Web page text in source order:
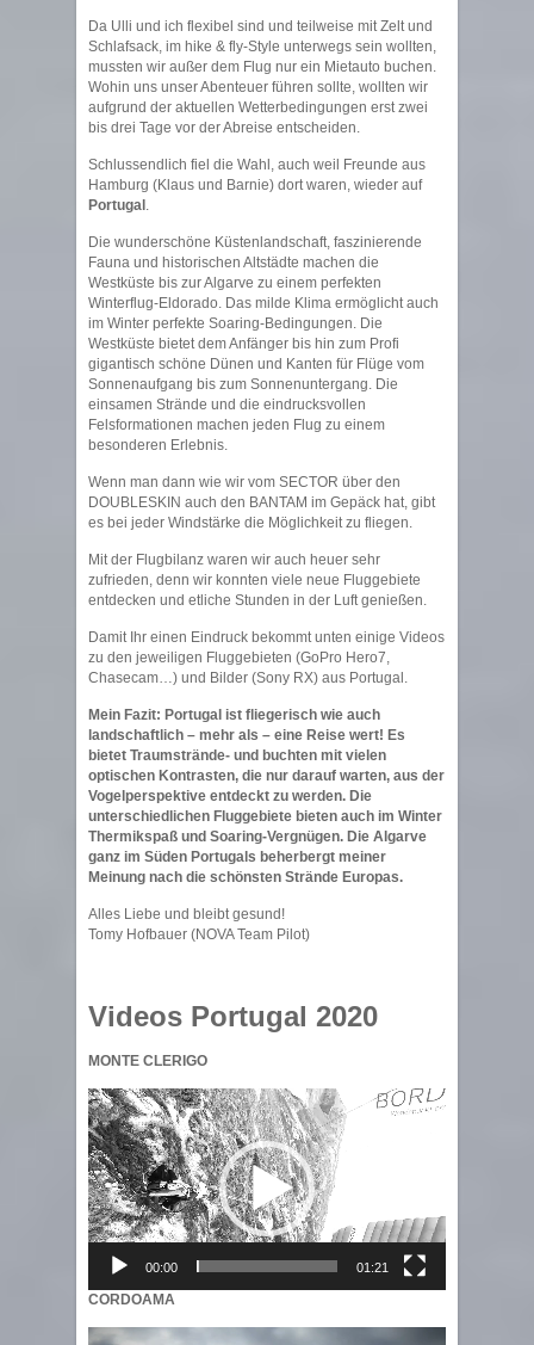
Da Ulli und ich flexibel sind und teilweise mit Zelt und
Schlafsack, im hike & fly-Style unterwegs sein wollten,
mussten wir außer dem Flug nur ein Mietauto buchen.
Wohin uns unser Abenteuer führen sollte, wollten wir
aufgrund der aktuellen Wetterbedingungen erst zwei
bis drei Tage vor der Abreise entscheiden.
Schlussendlich fiel die Wahl, auch weil Freunde aus
Hamburg (Klaus und Barnie) dort waren, wieder auf
Portugal
Die wunderschöne Küstenlandschaft, faszinierende
Fauna und historischen Altstädte machen die
Westküste bis zur Algarve zu einem perfekten
Winterflug-Eldorado. Das milde Klima ermöglicht auch
im Winter perfekte Soaring-Bedingungen. Die
Westküste bietet dem Anfänger bis hin zum Profi
gigantisch schöne Dünen und Kanten für Flüge vom
Sonnenaufgang bis zum Sonnenuntergang. Die
einsamen Strände und die eindrucksvollen
Felsformationen machen jeden Flug zu einem
besonderen Erlebnis.
Wenn man dann wie wir vom SECTOR über den
DOUBLESKIN auch den BANTAM im Gepäck hat, gibt
es bei jeder Windstärke die Möglichkeit zu fliegen.
Mit der Flugbilanz waren wir auch heuer sehr
zufrieden, denn wir konnten viele neue Fluggebiete
entdecken und etliche Stunden in der Luft genießen.
Damit Ihr einen Eindruck bekommt unten einige Videos
zu den jeweiligen Fluggebieten (GoPro Hero7,
Chasecam…) und Bilder (Sony RX) aus Portugal.
Mein Fazit: Portugal ist fliegerisch wie auch
landschaftlich – mehr als – eine Reise wert! Es
bietet Traumstrände- und buchten mit vielen
optischen Kontrasten, die nur darauf warten, aus der
Vogelperspektive entdeckt zu werden. Die
unterschiedlichen Fluggebiete bieten auch im Winter
Thermikspaß und Soaring-Vergnügen. Die Algarve
ganz im Süden Portugals beherbergt meiner
Meinung nach die schönsten Strände Europas.
Alles Liebe und bleibt gesund!
Tomy Hofbauer (NOVA Team Pilot)
Videos Portugal 2020
MONTE CLERIGO
Video
Player
00:00 01:21
CORDOAMA
Video